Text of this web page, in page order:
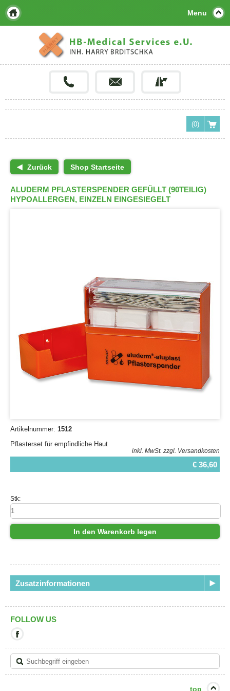
Menu
(0)
Zurück Shop Startseite
ALUDERM PFLASTERSPENDER GEFÜLLT (90TEILIG)
HYPOALLERGEN, EINZELN EINGESIEGELT
Artikelnummer: 1512
Pflasterset für empfindliche Haut
inkl. MwSt. zzgl. Versandkosten
€ 36,60
Stk:
In den Warenkorb legen
Zusatzinformationen
FOLLOW US
Link
verlassen
Sie
die
top